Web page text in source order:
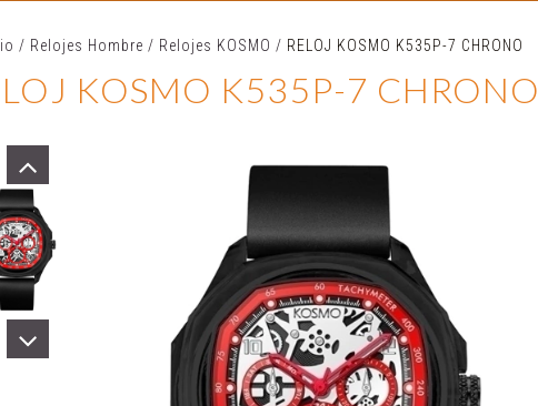
/ Relojes Hombre / Relojes KOSMO / RELOJ KOSMO K535P-7 CHRONO
KOSMO K535P-7 CHRONO